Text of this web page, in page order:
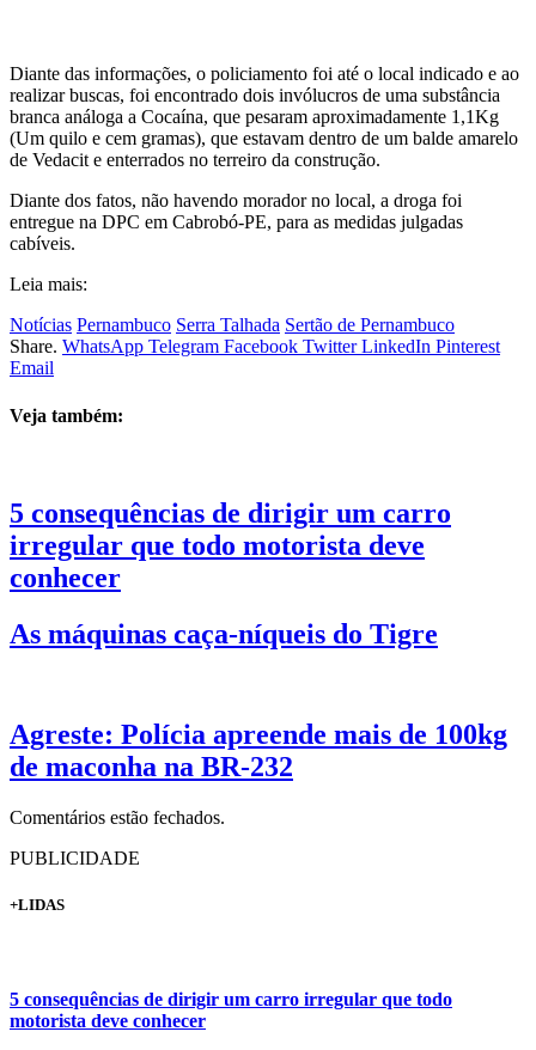
Diante das informações, o policiamento foi até o local indicado e ao
realizar buscas, foi encontrado dois invólucros de uma substância
branca análoga a Cocaína, que pesaram aproximadamente 1,1Kg
(Um quilo e cem gramas), que estavam dentro de um balde amarelo
de Vedacit e enterrados no terreiro da construção.
Diante dos fatos, não havendo morador no local, a droga foi
entregue na DPC em Cabrobó-PE, para as medidas julgadas
cabíveis.
Leia mais:
Notícias Pernambuco Serra Talhada Sertão de Pernambuco
Share. WhatsApp Telegram Facebook Twitter LinkedIn Pinterest
Email
Veja também:
5 consequências de dirigir um carro
irregular que todo motorista deve
conhecer
As máquinas caça-níqueis do Tigre
Agreste: Polícia apreende mais de 100kg
de maconha na BR-232
Comentários estão fechados.
PUBLICIDADE
+LIDAS
5 consequências de dirigir um carro irregular que todo
motorista deve conhecer